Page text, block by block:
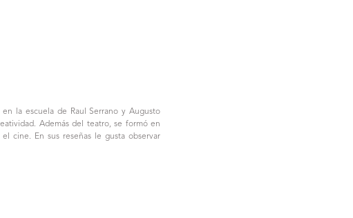
la escuela de Raul Serrano y Augusto
Además del teatro, se formó en
cine. En sus reseñas le gusta observar